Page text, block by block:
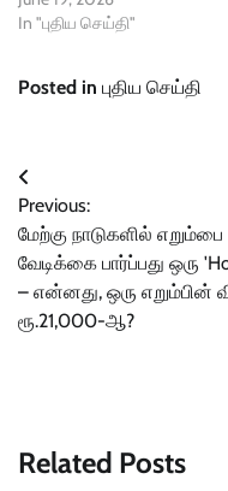
In "புதிய செய்தி"
Posted in புதிய செய்தி
Post
navigation
Previous:
மேற்கு நாடுகளில் எறும்பை
வேடிக்கை பார்ப்பது ஒரு
– என்னது, ஒரு எறும்பின்
ரூ.21,000-ஆ?
Related Posts